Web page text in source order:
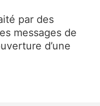
par des
messages de
d’une